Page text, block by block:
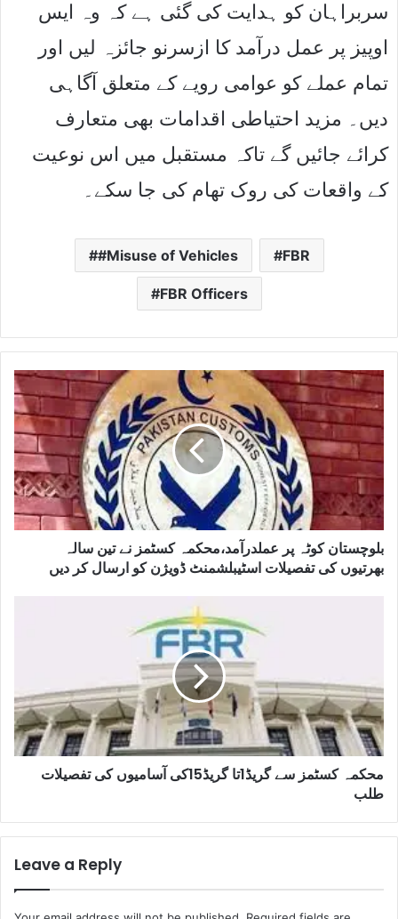
سربراہان کو ہدایت کی گئی ہے کہ وہ ایس
اوپیز پر عمل درآمد کا ازسرنو جائزہ لیں اور
تمام عملے کو عوامی رویے کے متعلق آگاہی
دیں۔ مزید احتیاطی اقدامات بھی متعارف
کرائے جائیں گے تاکہ مستقبل میں اس نوعیت
کے واقعات کی روک تھام کی جا سکے۔
#Misuse of Vehicles FBR
FBR Officers
بلوچستان کوٹہ پر عملدرآمد،محکمہ کسٹمز نے تین سالہ
بھرتیوں کی تفصیلات اسٹیبلشمنٹ ڈویژن کو ارسال کر دیں
محکمہ کسٹمز سے گریڈ1تا گریڈ15کی آسامیوں کی تفصیلات
طلب
Leave a Reply